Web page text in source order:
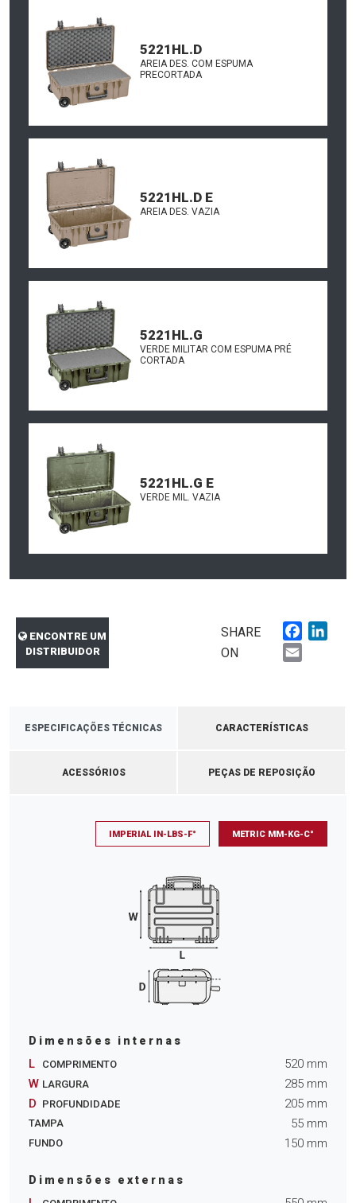
5221HL.D
AREIA DES. COM ESPUMA
PRECORTADA
5221HL.D E
AREIA DES. VAZIA
5221HL.G
VERDE MILITAR COM ESPUMA PRÉ
CORTADA
5221HL.G E
VERDE MIL. VAZIA
ENCONTRE UM
DISTRIBUIDOR
SHARE
ON
ESPECIFICAÇÕES TÉCNICAS CARACTERÍSTICAS
ACESSÓRIOS PEÇAS DE REPOSIÇÃO
IMPERIAL IN-LBS-F° METRIC MM-KG-C°
Dimensões internas
L COMPRIMENTO 520 mm
W LARGURA 285 mm
D PROFUNDIDADE 205 mm
TAMPA 55 mm
FUNDO 150 mm
Dimensões externas